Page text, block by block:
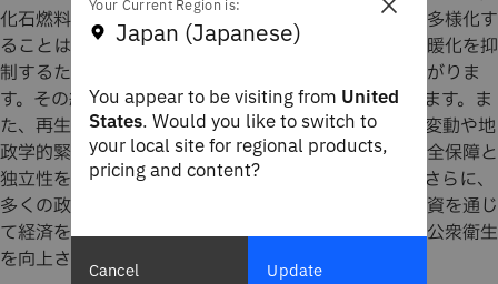
化石燃料への依存を減らし、エネルギー・ミックスを多様化す
ることは、各国の二酸化炭素排出量を削減し、地球温暖化を抑
制するための国際的な取り組みに貢献することにつながりま
す。その結果、エコシステムと生物多様性が保護されます。ま
た、再生可能エネルギー源は地元で入手可能で、価格変動や地
政学的緊張の影響を受けにくいため、エネルギーの安全保障と
独立性を高めようとする人々にとっても魅力的です。さらに、
多くの政府は、再生可能エネルギーを、雇用創出と投資を通じ
て経済を改善する方法、また大気汚染を減らすことで公衆衛生
を向上させる方法と見なしています。
Your Current Region is:
Japan (Japanese)
You appear to be visiting from United
States. Would you like to switch to
your local site for regional products,
pricing and content?
Cancel Update